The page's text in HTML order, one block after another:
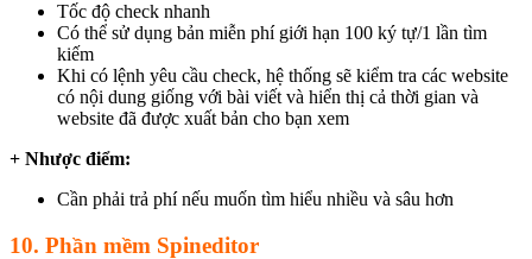
Tốc độ check nhanh
Có thể sử dụng bản miễn phí giới hạn 100 ký tự/1 lần tìm
kiếm
Khi có lệnh yêu cầu check, hệ thống sẽ kiểm tra các website
có nội dung giống với bài viết và hiển thị cả thời gian và
website đã được xuất bản cho bạn xem
+ Nhược điểm:
Cần phải trả phí nếu muốn tìm hiểu nhiều và sâu hơn
10. Phần mềm Spineditor